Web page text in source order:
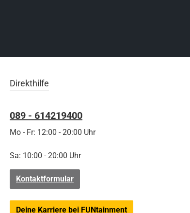
Direkthilfe
089 - 614219400
Mo - Fr: 12:00 - 20:00 Uhr
Sa: 10:00 - 20:00 Uhr
Kontaktformular
Deine Karriere bei FUNtainment